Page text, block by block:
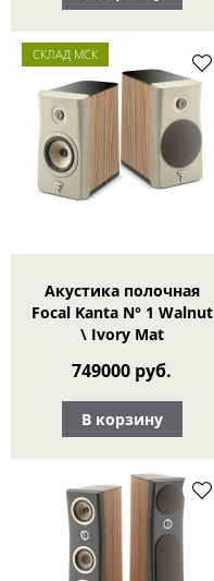
СКЛАД МСК
Акустика полочная
Focal Kanta N° 1 Walnut
\ Ivory Mat
749000 руб.
В корзину